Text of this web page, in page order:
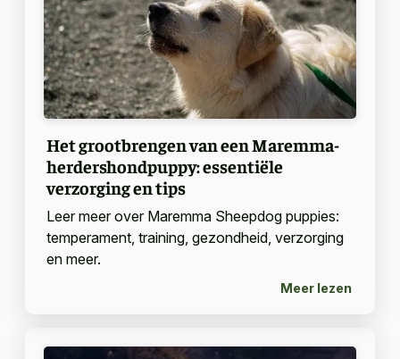
Het grootbrengen van een Maremma-
herdershondpuppy: essentiële
verzorging en tips
Leer meer over Maremma Sheepdog puppies:
temperament, training, gezondheid, verzorging
en meer.
Meer lezen